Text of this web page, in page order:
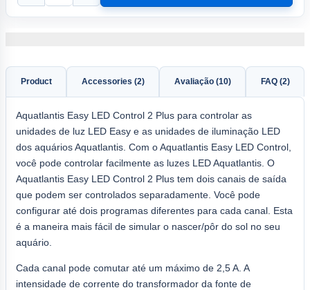
Product Accessories (2) Avaliação (10) FAQ (2)
Aquatlantis Easy LED Control 2 Plus para controlar as
unidades de luz LED Easy e as unidades de iluminação LED
dos aquários Aquatlantis. Com o Aquatlantis Easy LED Control,
você pode controlar facilmente as luzes LED Aquatlantis. O
Aquatlantis Easy LED Control 2 Plus tem dois canais de saída
que podem ser controlados separadamente. Você pode
configurar até dois programas diferentes para cada canal. Esta
é a maneira mais fácil de simular o nascer/pôr do sol no seu
aquário.
Cada canal pode comutar até um máximo de 2,5 A. A
intensidade de corrente do transformador da fonte de